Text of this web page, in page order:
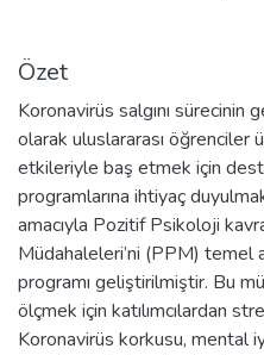
Özet
Koronavirüs salgını
olarak uluslararası öğrenciler
etkileriyle baş etmek için
programlarına ihtiyaç
amacıyla Pozitif Psikoloji
Müdahaleleri’ni (PPM) temel
programı geliştirilmiştir. Bu
ölçmek için katılımcılardan
Koronavirüs korkusu, mental